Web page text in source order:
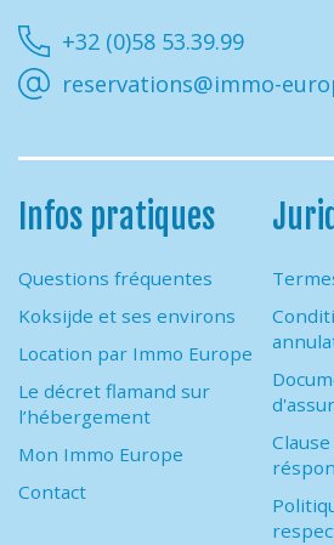
+32 (0)58 53.39.99
reservations@immo-
Infos pratiques
Questions fréquentes
Koksijde et ses environs
Location par Immo Europe
Le décret flamand sur
l’hébergement
Mon Immo Europe
Contact